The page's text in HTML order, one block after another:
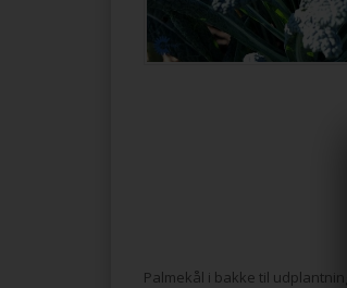
Palmekål i bakke til udplantning